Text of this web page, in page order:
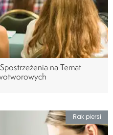
na Temat
Rak piersi